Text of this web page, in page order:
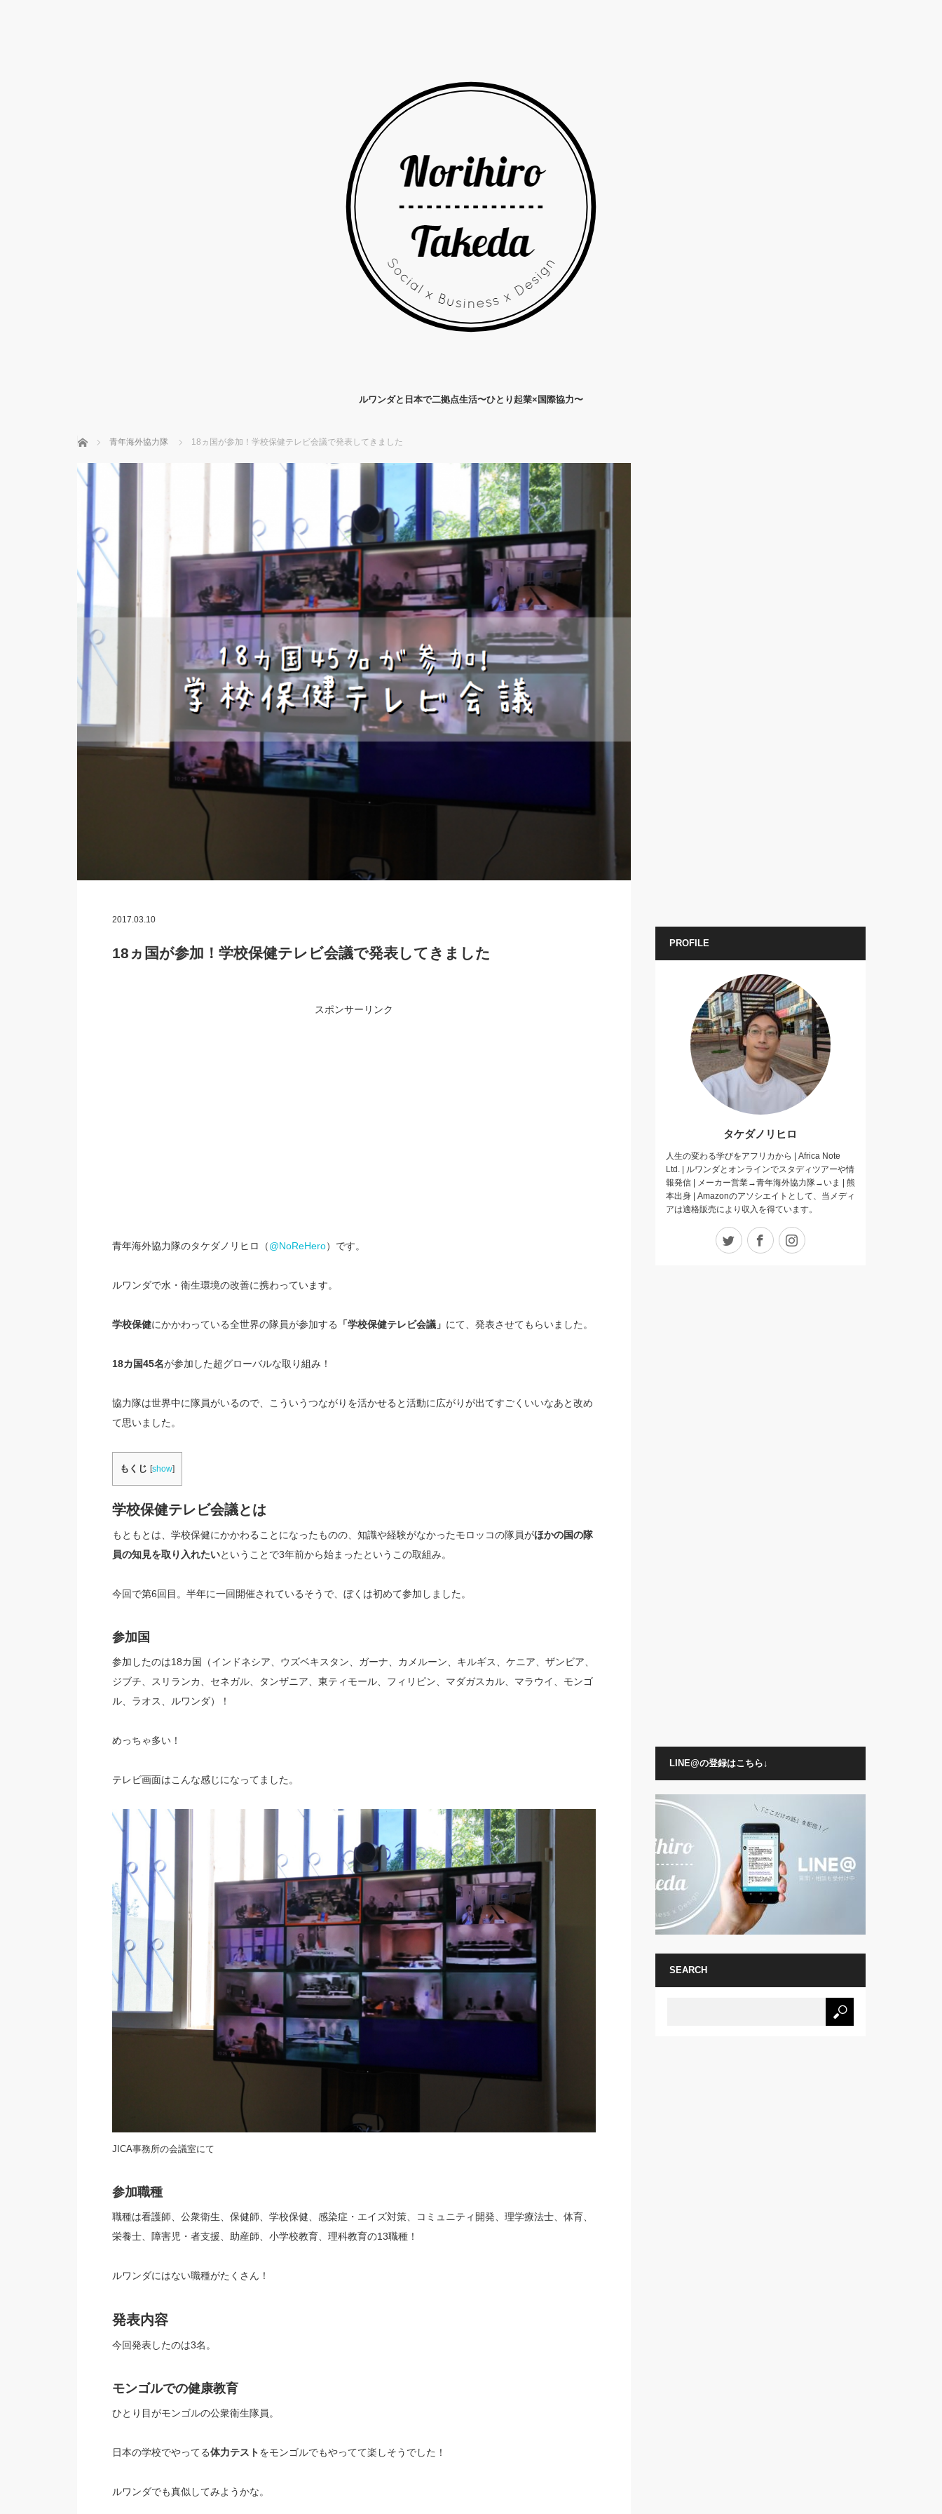
ルワンダと日本で二拠点生活〜ひとり起業×国際協力〜
ホーム 青年海外協力隊 18ヵ国が参加！学校保健テレビ会議で発表してきました
2017.03.10
18ヵ国が参加！学校保健テレビ会議で発表してきました
スポンサーリンク
青年海外協力隊のタケダノリヒロ（@NoReHero）です。
ルワンダで水・衛生環境の改善に携わっています。
学校保健にかかわっている全世界の隊員が参加する 「学校保健テレビ会議」 にて、発表させてもらいました。
18カ国45名が参加した超グローバルな取り組み！
協力隊は世界中に隊員がいるので、こういうつながりを活かせると活動に広がりが出てすごくいいなあと改め
て思いました。
もくじ [show]
学校保健テレビ会議とは
もともとは、学校保健にかかわることになったものの、知識や経験がなかったモロッコの隊員がほかの国の隊
員の知見を取り入れたいということで3年前から始まったというこの取組み。
今回で第6回目。半年に一回開催されているそうで、ぼくは初めて参加しました。
参加国
参加したのは18カ国（インドネシア、ウズベキスタン、ガーナ、カメルーン、キルギス、ケニア、ザンビア、
ジブチ、スリランカ、セネガル、タンザニア、東ティモール、フィリピン、マダガスカル、マラウイ、モンゴ
ル、ラオス、ルワンダ）！
めっちゃ多い！
テレビ画面はこんな感じになってました。
JICA事務所の会議室にて
参加職種
職種は看護師、公衆衛生、保健師、学校保健、感染症・エイズ対策、コミュニティ開発、理学療法士、体育、
栄養士、障害児・者支援、助産師、小学校教育、理科教育の13職種！
ルワンダにはない職種がたくさん！
発表内容
今回発表したのは3名。
モンゴルでの健康教育
ひとり目がモンゴルの公衆衛生隊員。
日本の学校でやってる体力テストをモンゴルでもやってて楽しそうでした！
ルワンダでも真似してみようかな。
PROFILE
タケダノリヒロ
人生の変わる学びをアフリカから | Africa Note
Ltd. | ルワンダとオンラインでスタディツアーや情
報発信 | メーカー営業→青年海外協力隊→いま | 熊
本出身 | Amazonのアソシエイトとして、当メディ
アは適格販売により収入を得ています。
Twitter Facebook
LINE@の登録はこちら↓
SEARCH